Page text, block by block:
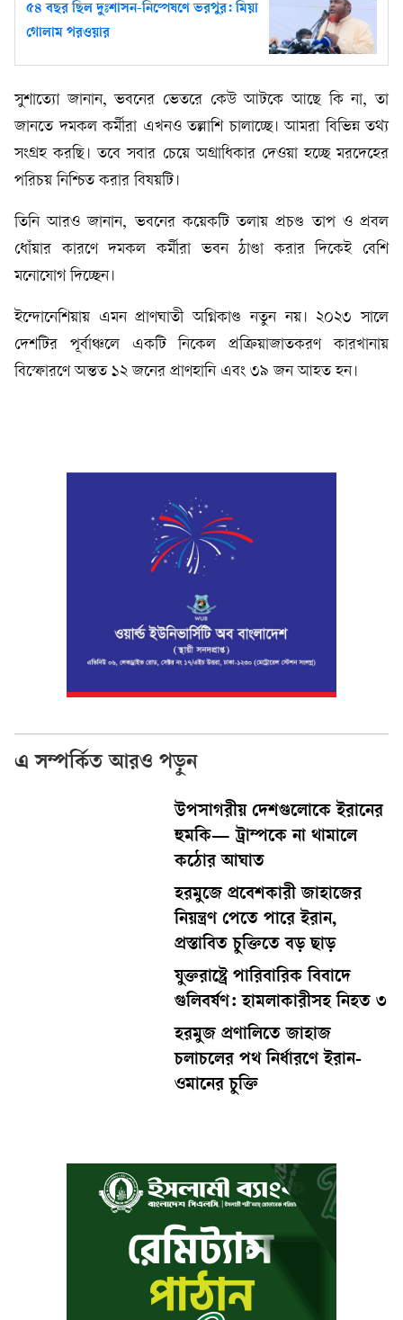
৫৪ বছর ছিল দুঃশাসন-নিষ্পেষণে ভরপুর: মিয়া
গোলাম পরওয়ার
সুশাত্যো জানান, ভবনের ভেতরে কেউ আটকে আছে কি না, তা
জানতে দমকল কর্মীরা এখনও তল্লাশি চালাচ্ছে। আমরা বিভিন্ন তথ্য
সংগ্রহ করছি। তবে সবার চেয়ে অগ্রাধিকার দেওয়া হচ্ছে মরদেহের
পরিচয় নিশ্চিত করার বিষয়টি।
তিনি আরও জানান, ভবনের কয়েকটি তলায় প্রচণ্ড তাপ ও প্রবল
ধোঁয়ার কারণে দমকল কর্মীরা ভবন ঠাণ্ডা করার দিকেই বেশি
মনোযোগ দিচ্ছেন।
ইন্দোনেশিয়ায় এমন প্রাণঘাতী অগ্নিকাণ্ড নতুন নয়। ২০২৩ সালে
দেশটির পূর্বাঞ্চলে একটি নিকেল প্রক্রিয়াজাতকরণ কারখানায়
বিস্ফোরণে অন্তত ১২ জনের প্রাণহানি এবং ৩৯ জন আহত হন।
এ সম্পর্কিত আরও পড়ুন
উপসাগরীয় দেশগুলোকে ইরানের
হুমকি— ট্রাম্পকে না থামালে
কঠোর আঘাত
হরমুজে প্রবেশকারী জাহাজের
নিয়ন্ত্রণ পেতে পারে ইরান,
প্রস্তাবিত চুক্তিতে বড় ছাড়
যুক্তরাষ্ট্রে পারিবারিক বিবাদে
গুলিবর্ষণ: হামলাকারীসহ নিহত ৩
হরমুজ প্রণালিতে জাহাজ
চলাচলের পথ নির্ধারণে ইরান-
ওমানের চুক্তি